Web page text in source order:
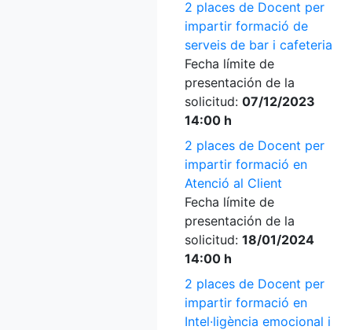
2 places de Docent per
impartir formació de
serveis de bar i cafeteria
Fecha límite de
presentación de la
solicitud: 07/12/2023
14:00 h
2 places de Docent per
impartir formació en
Atenció al Client
Fecha límite de
presentación de la
solicitud: 18/01/2024
14:00 h
2 places de Docent per
impartir formació en
Intel·ligència emocional i